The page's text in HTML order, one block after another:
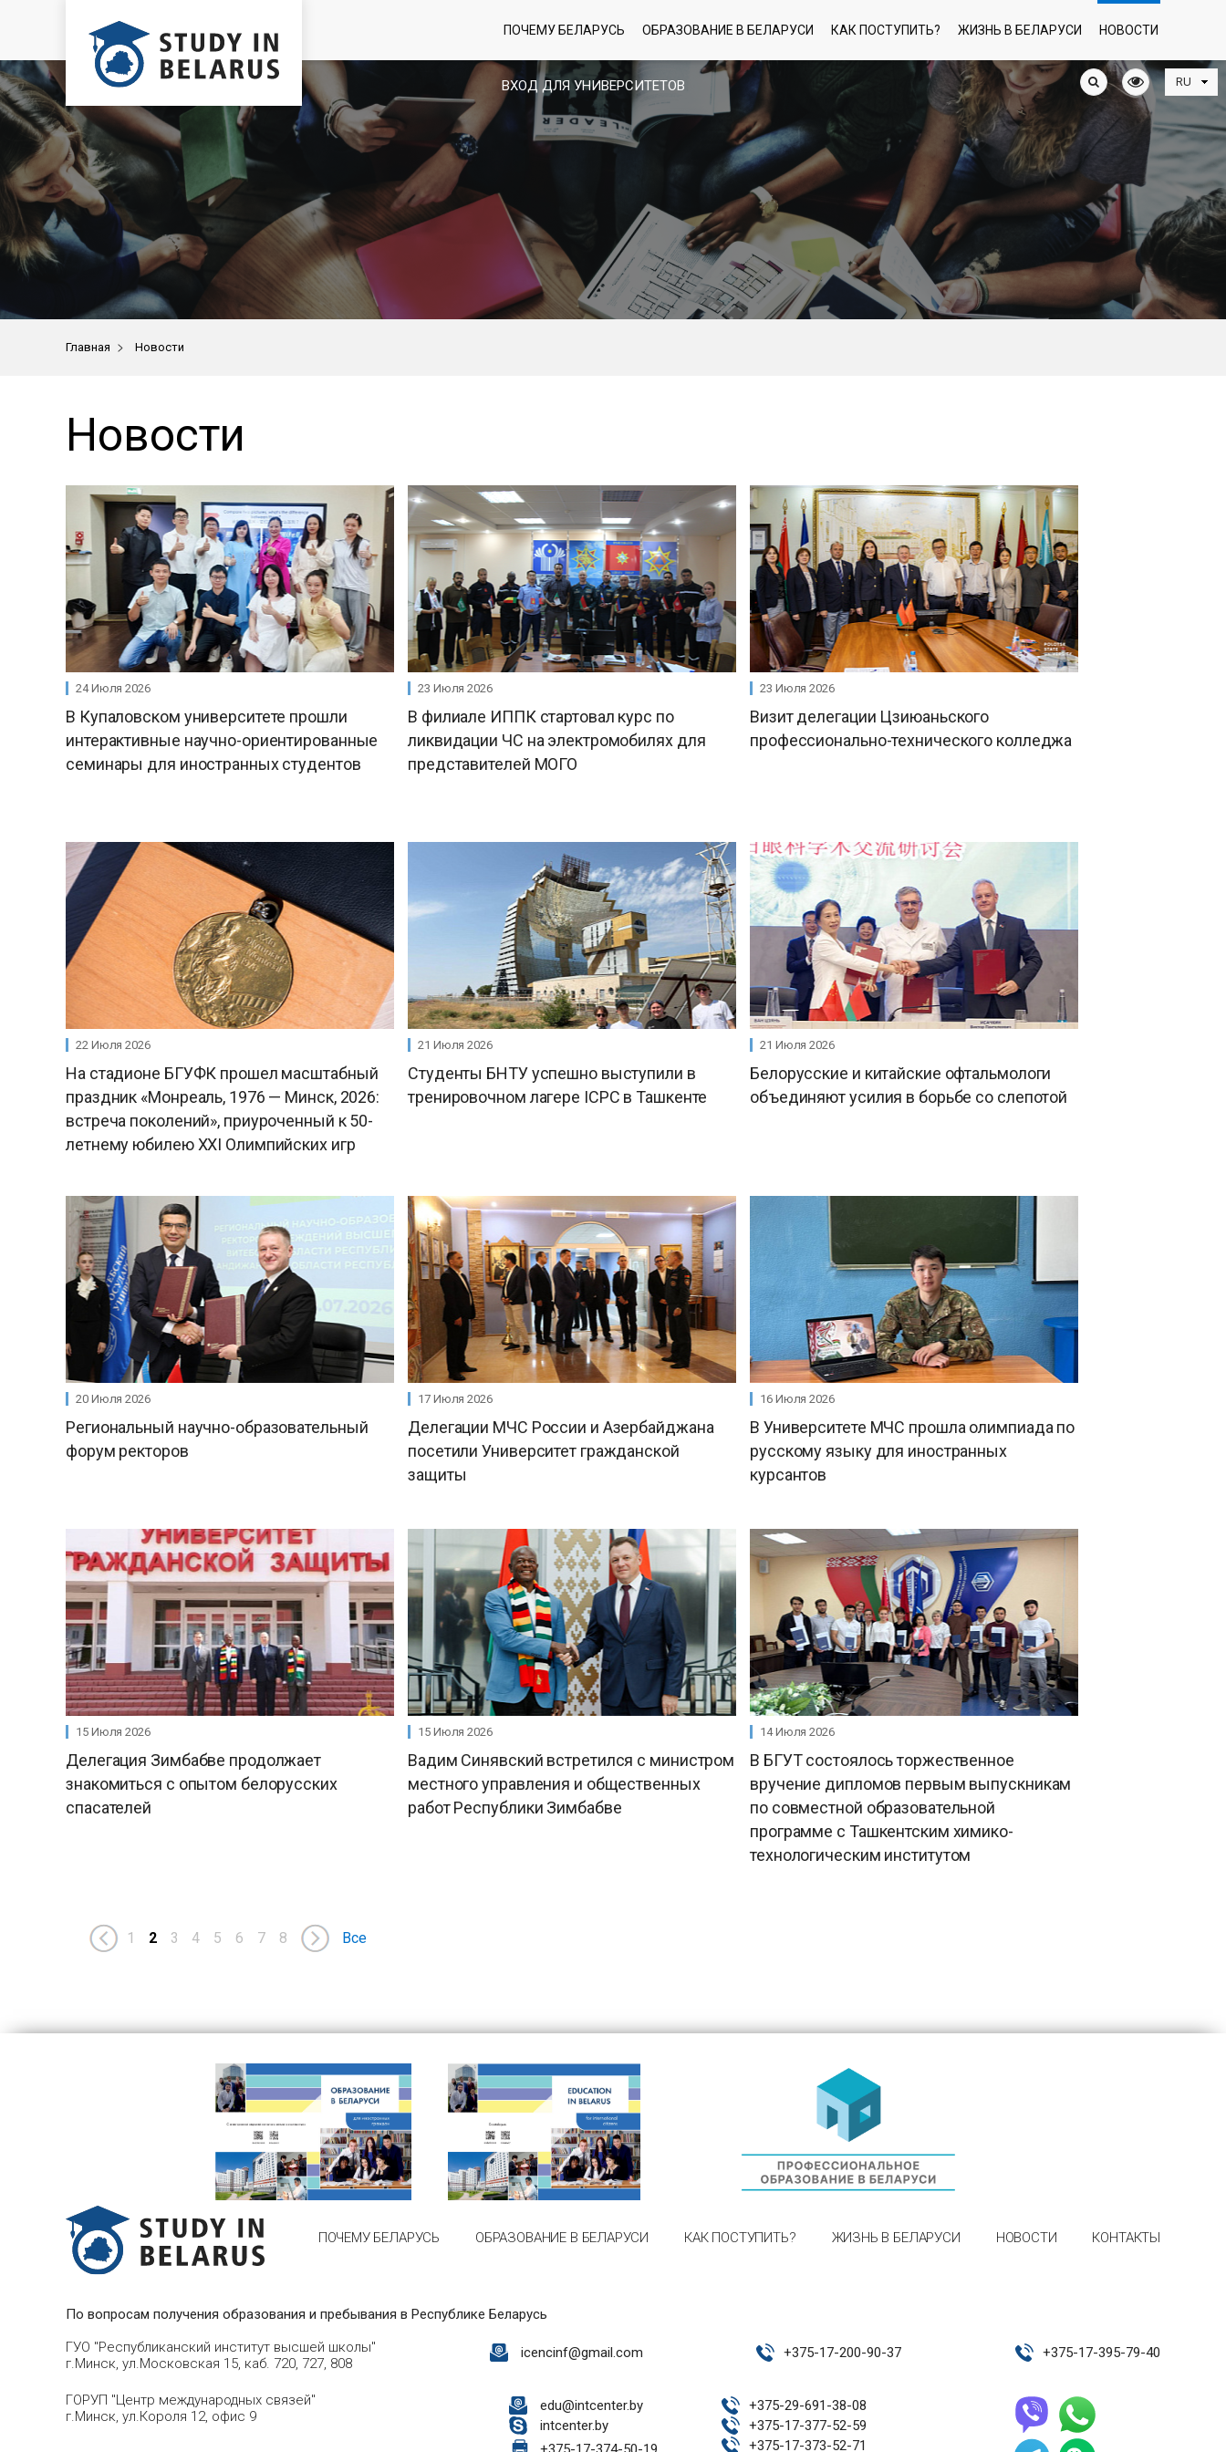
ВХОД ДЛЯ УНИВЕРСИТЕТОВ
ПОЧЕМУ БЕЛАРУСЬ ОБРАЗОВАНИЕ В БЕЛАРУСИ КАК ПОСТУПИТЬ? ЖИЗНЬ В БЕЛАРУСИ НОВОСТИ
Главная > Новости
Новости
24 Июля 2026
В Купаловском университете прошли
интерактивные научно-ориентированные
семинары для иностранных студентов
23 Июля 2026
В филиале ИППК стартовал курс по
ликвидации ЧС на электромобилях для
представителей МОГО
23 Июля 2026
Визит делегации Цзиюаньского
профессионально-технического колледжа
22 Июля 2026
На стадионе БГУФК прошел масштабный
праздник «Монреаль, 1976 — Минск, 2026:
встреча поколений», приуроченный к 50-
летнему юбилею ХХI Олимпийских игр
21 Июля 2026
Студенты БНТУ успешно выступили в
тренировочном лагере ICPC в Ташкенте
21 Июля 2026
Белорусские и китайские офтальмологи
объединяют усилия в борьбе со слепотой
20 Июля 2026
Региональный научно-образовательный
форум ректоров
17 Июля 2026
Делегации МЧС России и Азербайджана
посетили Университет гражданской
защиты
16 Июля 2026
В Университете МЧС прошла олимпиада по
русскому языку для иностранных
курсантов
15 Июля 2026
Делегация Зимбабве продолжает
знакомиться с опытом белорусских
спасателей
15 Июля 2026
Вадим Синявский встретился с министром
местного управления и общественных
работ Республики Зимбабве
14 Июля 2026
В БГУТ состоялось торжественное
вручение дипломов первым выпускникам
по совместной образовательной
программе с Ташкентским химико-
технологическим институтом
1 2 3 4 5 6 7 8 Все
ПОЧЕМУ БЕЛАРУСЬ ОБРАЗОВАНИЕ В БЕЛАРУСИ КАК ПОСТУПИТЬ? ЖИЗНЬ В БЕЛАРУСИ НОВОСТИ КОНТАКТЫ
По вопросам получения образования и пребывания в Республике Беларусь
ГУО "Республиканский институт высшей школы"
г.Минск, ул.Московская 15, каб. 720, 727, 808
icencinf@gmail.com +375-17-200-90-37 +375-17-395-79-40
ГОРУП "Центр международных связей"
г.Минск, ул.Короля 12, офис 9
edu@intcenter.by
intcenter.by
+375-29-691-38-08
+375-17-377-52-59
+375-17-373-52-71